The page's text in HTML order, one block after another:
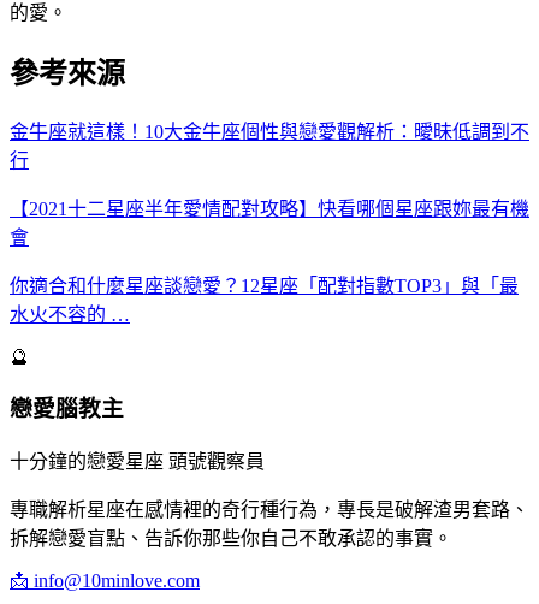
的愛。
參考來源
金牛座就這樣！10大金牛座個性與戀愛觀解析：曖昧低調到不
行
【2021十二星座半年愛情配對攻略】快看哪個星座跟妳最有機
會
你適合和什麼星座談戀愛？12星座「配對指數TOP3」與「最
水火不容的 …
🔮
戀愛腦教主
十分鐘的戀愛星座 頭號觀察員
專職解析星座在感情裡的奇行種行為，專長是破解渣男套路、
拆解戀愛盲點、告訴你那些你自己不敢承認的事實。
📩 info@10minlove.com